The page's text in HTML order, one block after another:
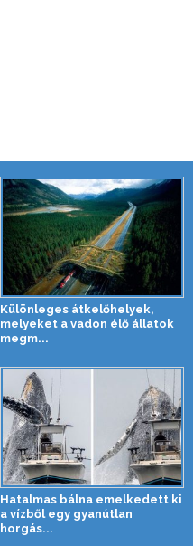
Különleges átkelőhelyek,
melyeket a vadon élő állatok
megm...
Hatalmas bálna emelkedett ki
a vízből egy gyanútlan
horgás...